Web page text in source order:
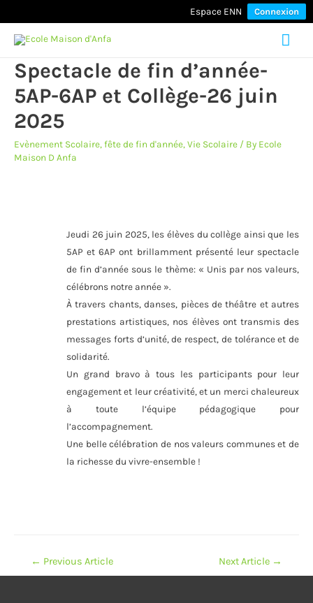
Espace ENN Connexion
Spectacle de fin d’année-
5AP-6AP et Collège-26 juin
2025
Evènement Scolaire, fête de fin d'année, Vie Scolaire / By Ecole
Maison D Anfa
Jeudi 26 juin 2025, les élèves du collège ainsi que les
5AP et 6AP ont brillamment présenté leur spectacle
de fin d’année sous le thème: « Unis par nos valeurs,
célébrons notre année ».
À travers chants, danses, pièces de théâtre et autres
prestations artistiques, nos élèves ont transmis des
messages forts d’unité, de respect, de tolérance et de
solidarité.
Un grand bravo à tous les participants pour leur
engagement et leur créativité, et un merci chaleureux
à toute l’équipe pédagogique pour
l’accompagnement.
Une belle célébration de nos valeurs communes et de
la richesse du vivre-ensemble !
Navigation
de
← Previous Article Next Article →